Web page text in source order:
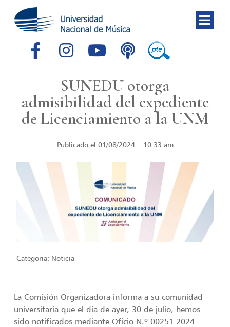
SUNEDU otorga
admisibilidad del expediente
de Licenciamiento a la UNM
Publicado el 01/08/2024 10:33 am
Categoria: Noticia
La Comisión Organizadora informa a su comunidad
universitaria que el día de ayer, 30 de julio, hemos
sido notificados mediante Oficio N.º 00251-2024-